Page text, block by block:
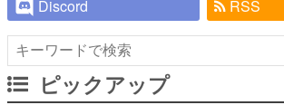
ピックアップ
電ファミのいま読まれている記事ランキング
アプリセール情報